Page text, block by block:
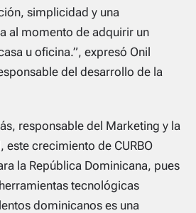
simplicidad y una
al momento de adquirir un
u oficina.”, expresó Onil
del desarrollo de la
responsable del Marketing y la
crecimiento de CURBO
la República Dominicana, pues
tecnológicas
dominicanos es una